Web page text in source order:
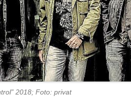
2018; Foto: privat